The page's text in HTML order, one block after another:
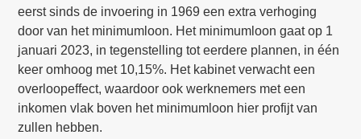
eerst sinds de invoering in 1969 een extra verhoging
door van het minimumloon. Het minimumloon gaat op 1
januari 2023, in tegenstelling tot eerdere plannen, in één
keer omhoog met 10,15%. Het kabinet verwacht een
overloopeffect, waardoor ook werknemers met een
inkomen vlak boven het minimumloon hier profijt van
zullen hebben.